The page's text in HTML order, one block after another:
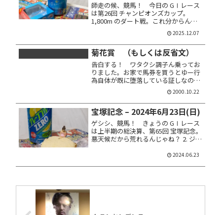
師走の候、競馬！ 今日の GⅠレース
は第26回 チャンピオンズカップ。
1,800m のダート戦。これ分からん
ぞ？ 2. ダブルハートボンド 10. テンカ
ジョウ 11. シックスペンス 12. ナルカ
ミ 16. ルクソールカフェ 馬券は馬連...
2025.12.07
菊花賞 （もしくは反省文）
告白する！ ワタクシ調子ん乗ってお
りました。お家で馬券を買うとゆー行
為自体が既に堕落している証しなので
ありましょう。そんなダメダメな私に
競馬の神が微笑むワケも無く、菊花賞
で切ったエアシャカールが優勝したの
もある意味必然なのではないかと。こ
れ...
2000.10.22
宝塚記念 – 2024年6月23日(日)
ゲシシ、競馬！ きょうの GⅠレース
は上半期の総決算、第65回 宝塚記念。
悪天候だから荒れるんじゃね？ 2. ジャ
ドウデュース 7. プラダリア 10. ローシ
2024.06.23